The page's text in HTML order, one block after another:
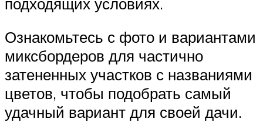
Ознакомьтесь с фото и вариантами
миксбордеров для частично
затененных участков с названиями
цветов, чтобы подобрать самый
удачный вариант для своей дачи.